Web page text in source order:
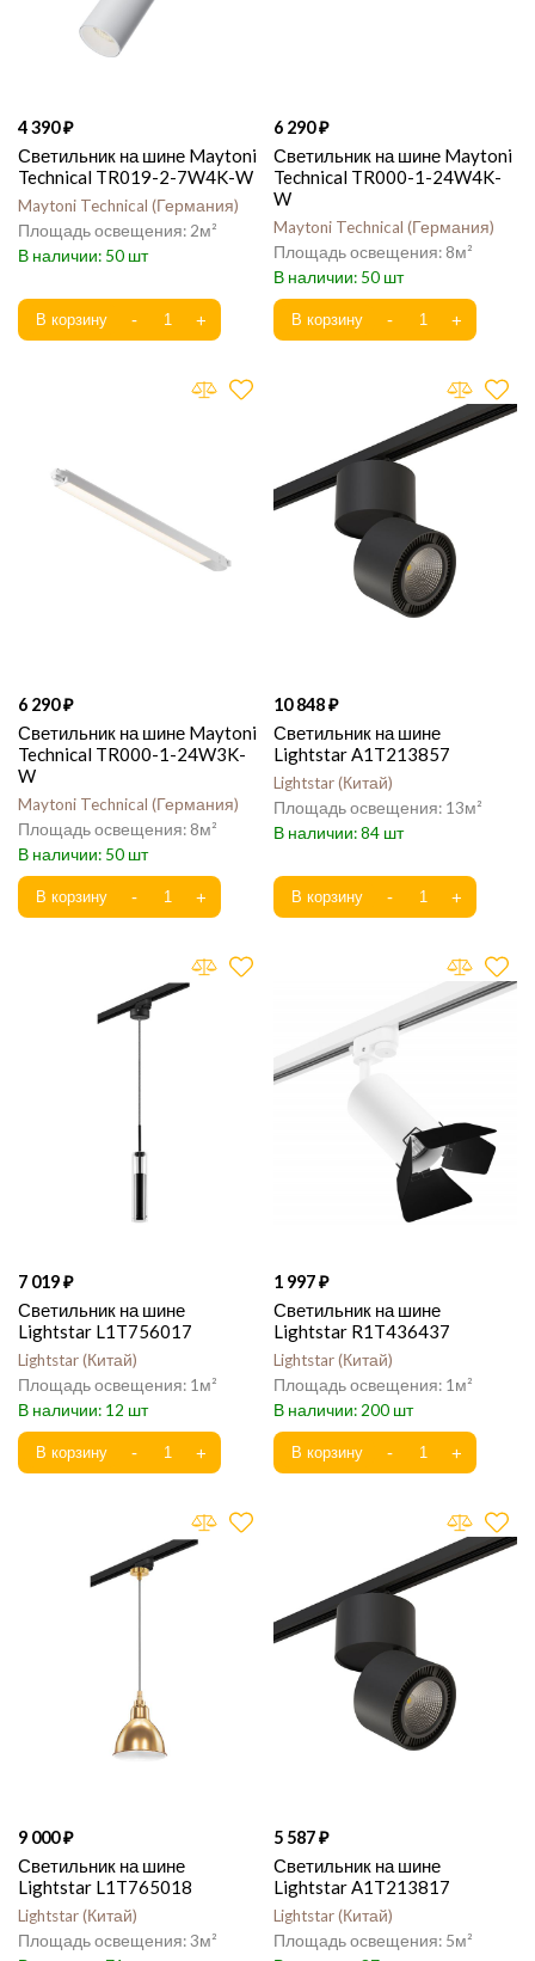
4 390
Светильник на шине Maytoni
Technical TR019-2-7W4K-W
Maytoni Technical Германия
2
50
6 290
Светильник на шине Maytoni
Technical TR000-1-24W4K-
W
Maytoni Technical Германия
8
50
6 290
Светильник на шине Maytoni
Technical TR000-1-24W3K-
W
Maytoni Technical Германия
8
50
10 848
Светильник на шине
Lightstar A1T213857
Lightstar Китай
13
84
7 019
Светильник на шине
Lightstar L1T756017
Lightstar Китай
1
12
1 997
Светильник на шине
Lightstar R1T436437
Lightstar Китай
1
200
9 000
Светильник на шине
Lightstar L1T765018
Lightstar Китай
3
5 587
Светильник на шине
Lightstar A1T213817
Lightstar Китай
5